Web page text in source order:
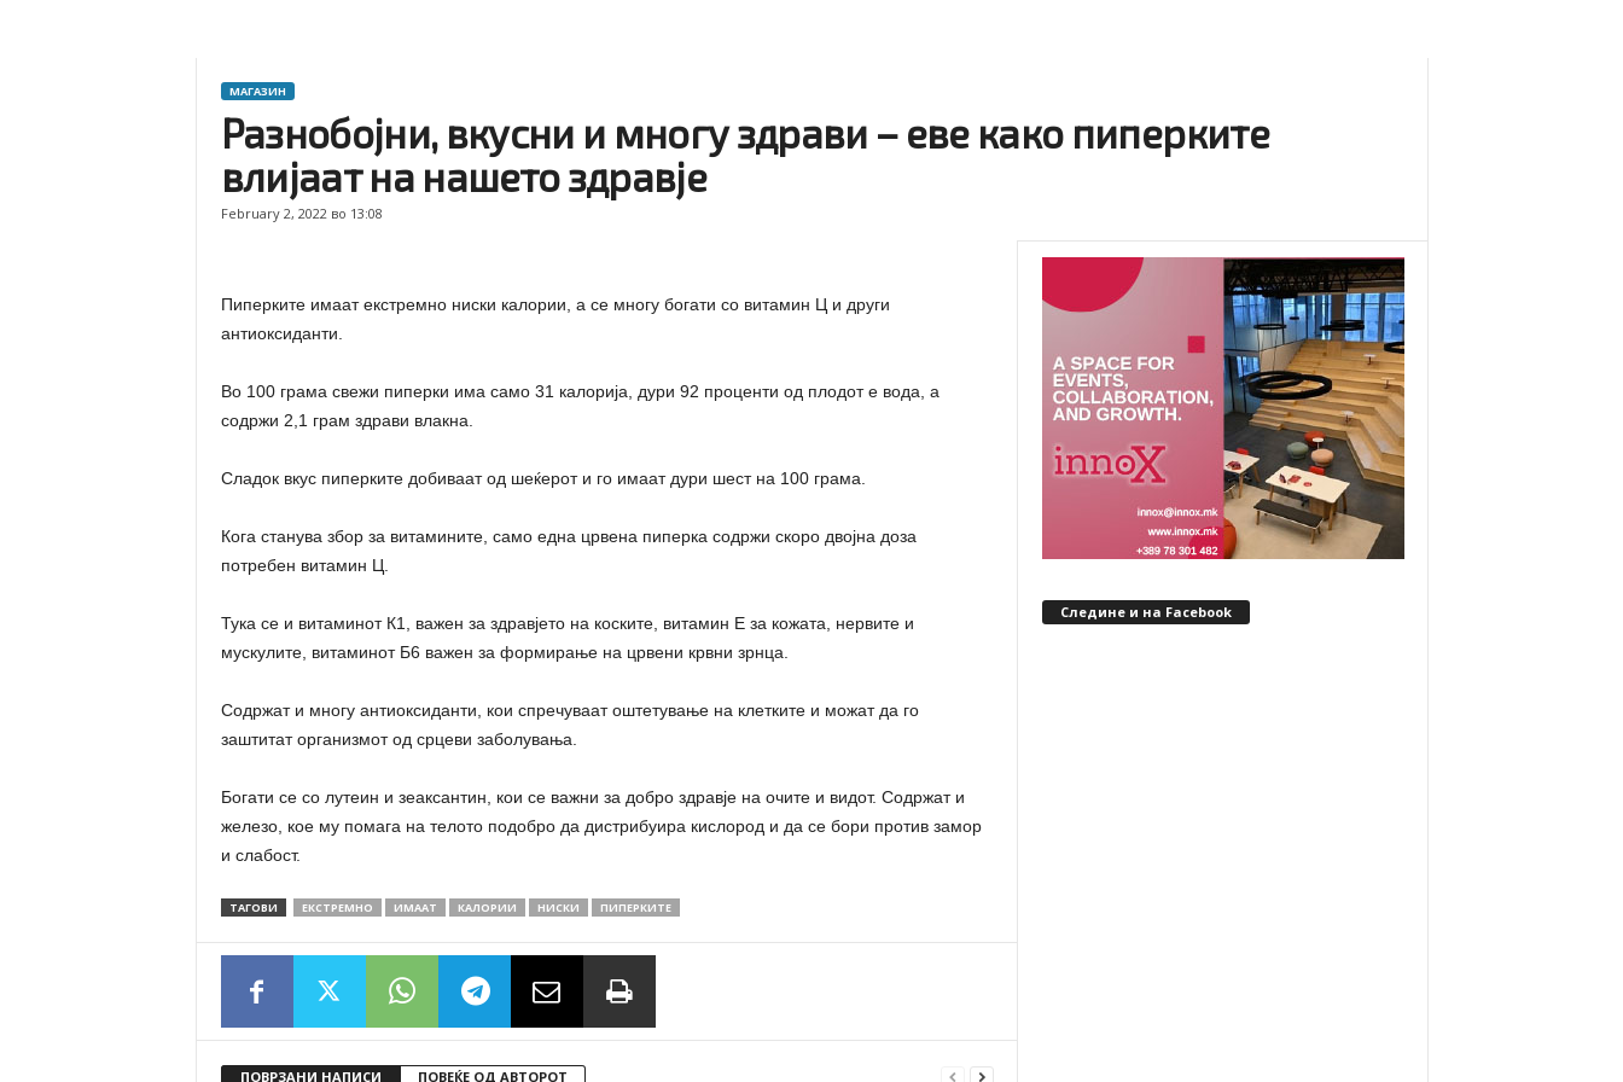
МАГАЗИН
Разнобојни, вкусни и многу здрави – еве како пиперките
влијаат на нашето здравје
February 2, 2022 во 13:08
Пиперките имаат екстремно ниски калории, а се многу богати со витамин Ц и други
антиоксиданти.
Во 100 грама свежи пиперки има само 31 калорија, дури 92 проценти од плодот е вода, а
содржи 2,1 грам здрави влакна.
Сладок вкус пиперките добиваат од шеќерот и го имаат дури шест на 100 грама.
Кога станува збор за витамините, само една црвена пиперка содржи скоро двојна доза
потребен витамин Ц.
Тука се и витаминот К1, важен за здравјето на коските, витамин Е за кожата, нервите и
мускулите, витаминот Б6 важен за формирање на црвени крвни зрнца.
Содржат и многу антиоксиданти, кои спречуваат оштетување на клетките и можат да го
заштитат организмот од срцеви заболувања.
Богати се со лутеин и зеаксантин, кои се важни за добро здравје на очите и видот. Содржат и
железо, кое му помага на телото подобро да дистрибуира кислород и да се бори против замор
и слабост.
ТАГОВИ ЕКСТРЕМНО ИМААТ КАЛОРИИ НИСКИ ПИПЕРКИТЕ
ПОВРЗАНИ НАПИСИ ПОВЕЌЕ ОД АВТОРОТ
Следине и на Facebook